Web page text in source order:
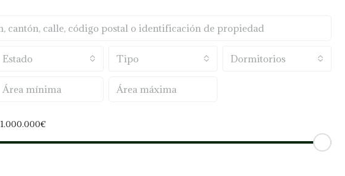
Estado Tipo Dormitorios
1.000.000€